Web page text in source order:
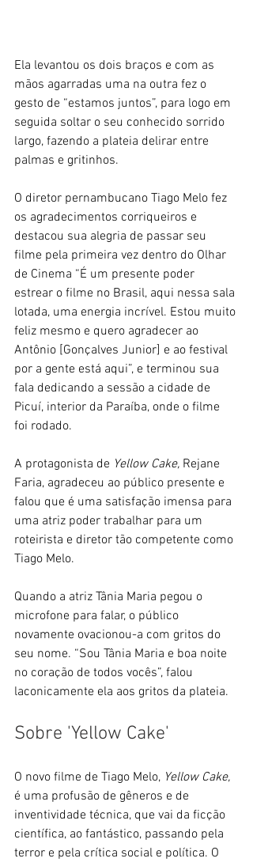
Ela levantou os dois braços e com as
mãos agarradas uma na outra fez o
gesto de “estamos juntos”, para logo em
seguida soltar o seu conhecido sorrido
largo, fazendo a plateia delirar entre
palmas e gritinhos.
O diretor pernambucano Tiago Melo fez
os agradecimentos corriqueiros e
destacou sua alegria de passar seu
filme pela primeira vez dentro do Olhar
de Cinema “É um presente poder
estrear o filme no Brasil, aqui nessa sala
lotada, uma energia incrível. Estou muito
feliz mesmo e quero agradecer ao
Antônio [Gonçalves Junior] e ao festival
por a gente está aqui”, e terminou sua
fala dedicando a sessão a cidade de
Picuí, interior da Paraíba, onde o filme
foi rodado.
A protagonista de Yellow Cake, Rejane
Faria, agradeceu ao público presente e
falou que é uma satisfação imensa para
uma atriz poder trabalhar para um
roteirista e diretor tão competente como
Tiago Melo.
Quando a atriz Tânia Maria pegou o
microfone para falar, o público
novamente ovacionou-a com gritos do
seu nome. “Sou Tânia Maria e boa noite
no coração de todos vocês”, falou
laconicamente ela aos gritos da plateia.
Sobre 'Yellow Cake'
O novo filme de Tiago Melo, Yellow Cake,
é uma profusão de gêneros e de
inventividade técnica, que vai da ficção
científica, ao fantástico, passando pela
terror e pela crítica social e política. O